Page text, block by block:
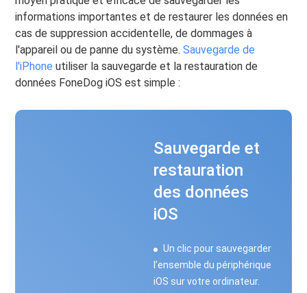
informations importantes et de restaurer les données en
cas de suppression accidentelle, de dommages à
l'appareil ou de panne du système.Sauvegarde de
l'iPhone utiliser la sauvegarde et la restauration de
données FoneDog iOS est simple :
Sauvegarde et
restauration
des données
iOS
Un clic pour sauvegarder
l’ensemble du périphérique
iOS sur votre ordinateur.